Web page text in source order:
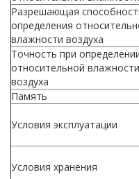
Разрешающая
определения
влажности воздуха
Точность при
относительной влажности
воздуха
Память
Условия эксплуатации
Условия хранения